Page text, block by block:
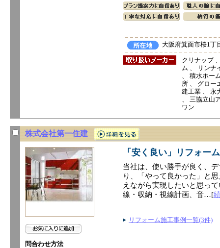
大阪府箕面市桜1丁
クリナップ
ム 、 リンナ
、 積水ホー
所 、 グロー
建工業 、 永
、 三協立山
ワン
株式会社第一住建
問合わせ方法
「安く良い」リフォー
当社は、使い勝手が良く、
り、「やって良かった」と
えながら実現したいと思っ
線・収納・視線計画、音…[
リフォーム施工事例一覧(3件)